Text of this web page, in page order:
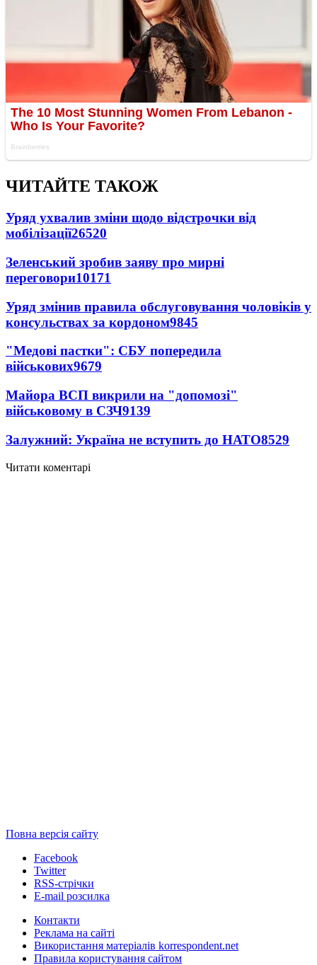
ЧИТАЙТЕ ТАКОЖ
Уряд ухвалив зміни щодо відстрочки від
мобілізації26520
Зеленський зробив заяву про мирні
переговори10171
Уряд змінив правила обслуговування чоловіків у
консульствах за кордоном9845
"Медові пастки": СБУ попередила
військових9679
Майора ВСП викрили на "допомозі"
військовому в СЗЧ9139
Залужний: Україна не вступить до НАТО8529
Читати коментарі
Повна версія сайту
Facebook
Twitter
RSS-стрічки
E-mail розсилка
Контакти
Реклама на сайті
Використання матеріалів korrespondent.net
Правила користування сайтом